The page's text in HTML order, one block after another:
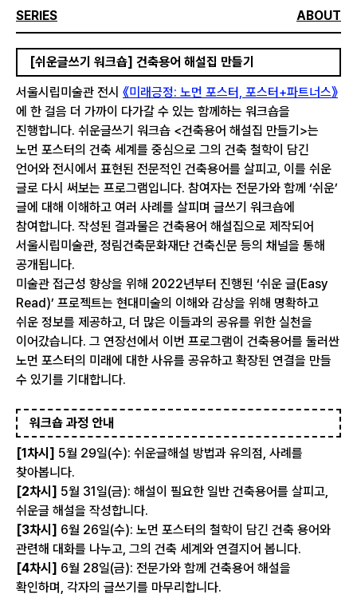
SERIES ABOUT
[쉬운글쓰기 워크숍] 건축용어 해설집 만들기
서울시립미술관 전시 《미래긍정: 노먼 포스터, 포스터+파트너스》
에 한 걸음 더 가까이 다가갈 수 있는 함께하는 워크숍을
진행합니다. 쉬운글쓰기 워크숍 <건축용어 해설집 만들기>는
노먼 포스터의 건축 세계를 중심으로 그의 건축 철학이 담긴
언어와 전시에서 표현된 전문적인 건축용어를 살피고, 이를 쉬운
글로 다시 써보는 프로그램입니다. 참여자는 전문가와 함께 ‘쉬운’
글에 대해 이해하고 여러 사례를 살피며 글쓰기 워크숍에
참여합니다. 작성된 결과물은 건축용어 해설집으로 제작되어
서울시립미술관, 정림건축문화재단 건축신문 등의 채널을 통해
공개됩니다.
미술관 접근성 향상을 위해 2022년부터 진행된 ‘쉬운 글(Easy
Read)’ 프로젝트는 현대미술의 이해와 감상을 위해 명확하고
쉬운 정보를 제공하고, 더 많은 이들과의 공유를 위한 실천을
이어갔습니다. 그 연장선에서 이번 프로그램이 건축용어를 둘러싼
노먼 포스터의 미래에 대한 사유를 공유하고 확장된 연결을 만들
수 있기를 기대합니다.
워크숍 과정 안내
[1차시] 5월 29일(수): 쉬운글해설 방법과 유의점, 사례를
찾아봅니다.
[2차시] 5월 31일(금): 해설이 필요한 일반 건축용어를 살피고,
쉬운글 해설을 작성합니다.
[3차시] 6월 26일(수): 노먼 포스터의 철학이 담긴 건축 용어와
관련해 대화를 나누고, 그의 건축 세계와 연결지어 봅니다.
[4차시] 6월 28일(금): 전문가와 함께 건축용어 해설을
확인하며, 각자의 글쓰기를 마무리합니다.